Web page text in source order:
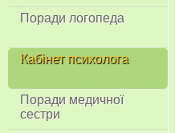
Поради логопеда
Кабінет психолога
Поради медичної
сестри